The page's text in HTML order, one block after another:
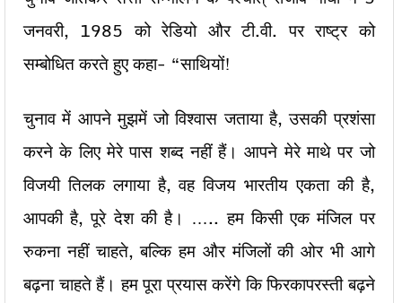
जनवरी, 1985 को रेडियो और टी.वी. पर राष्ट्र को
सम्बोधित करते हुए कहा- “साथियों!
चुनाव में आपने मुझमें जो विश्वास जताया है, उसकी प्रशंसा
करने के लिए मेरे पास शब्द नहीं हैं। आपने मेरे माथे पर जो
विजयी तिलक लगाया है, वह विजय भारतीय एकता की है,
आपकी है, पूरे देश की है। ….. हम किसी एक मंजिल पर
रुकना नहीं चाहते, बल्कि हम और मंजिलों की ओर भी आगे
बढ़ना चाहते हैं। हम पूरा प्रयास करेंगे कि फिरकापरस्ती बढ़ने